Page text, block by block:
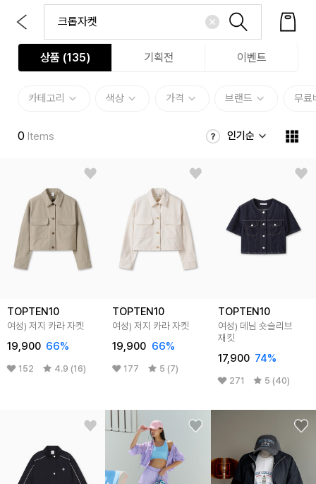
상품 (135) 기획전 이벤트
카테고리 색상 가격 브랜드 무료
0 Items 인기순
TOPTEN10
여성) 저지 카라 자켓
19,900 66%
152 4.9 (16)
TOPTEN10
여성) 저지 카라 자켓
19,900 66%
177 5 (7)
TOPTEN10
여성) 데님 숏슬리브
재킷
17,900 74%
271 5 (40)